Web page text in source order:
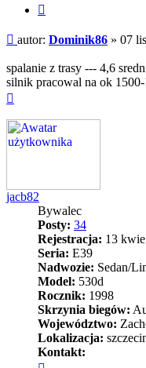
Post
autor: Dominik86 » 07
spalanie z trasy --- 4,6
silnik pracowal na ok
jacb82
Bywalec
Posty: 34
Rejestracja: 13
Seria: E39
Nadwozie: Sedan/
Model: 530d
Rocznik: 1998
Skrzynia biegów:
Województwo:
Lokalizacja:
Kontakt: